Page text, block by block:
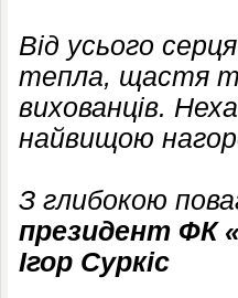
Від усього
тепла, щастя та
вихованців.
найвищою
З глибокою
президент ФК
Ігор Суркіс